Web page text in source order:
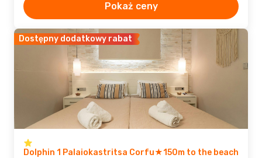
Pokaż ceny
Dostępny dodatkowy rabat
Dolphin 1 Palaiokastritsa Corfu★150m to the beach